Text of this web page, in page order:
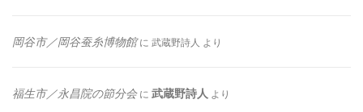
岡谷市／岡谷蚕糸博物館に 武蔵野詩人 より
福生市／永昌院の節分会に 武蔵野詩人 より